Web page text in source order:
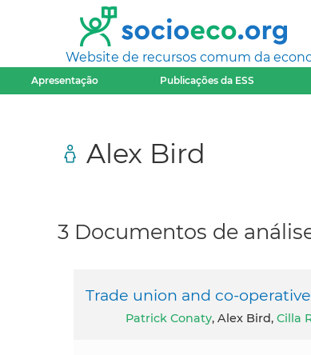
Website de recursos comum da
Apresentação Publicações da ESS
Alex Bird
3 Documentos de
Trade union and co-
Patrick Conaty, Alex Bird, Cilla